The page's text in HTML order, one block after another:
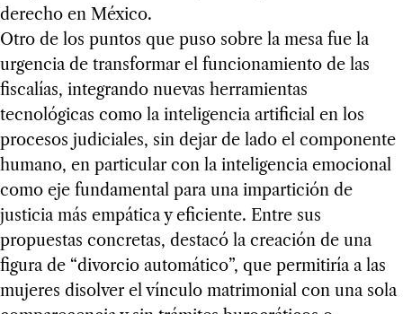
derecho en México.
Otro de los puntos que puso sobre la mesa fue la
urgencia de transformar el funcionamiento de las
fiscalías, integrando nuevas herramientas
tecnológicas como la inteligencia artificial en los
procesos judiciales, sin dejar de lado el componente
humano, en particular con la inteligencia emocional
como eje fundamental para una impartición de
justicia más empática y eficiente. Entre sus
propuestas concretas, destacó la creación de una
figura de “divorcio automático”, que permitiría a las
mujeres disolver el vínculo matrimonial con una sola